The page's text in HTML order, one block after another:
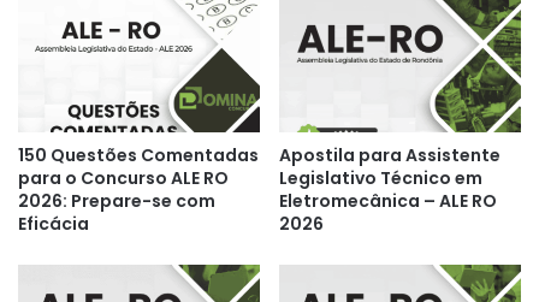
150 Questões Comentadas
para o Concurso ALE RO
2026: Prepare-se com
Eficácia
Apostila para Assistente
Legislativo Técnico em
Eletromecânica – ALE RO
2026